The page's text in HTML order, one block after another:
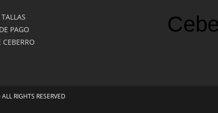
PAGO
CEBERRO
RIGHTS RESERVED